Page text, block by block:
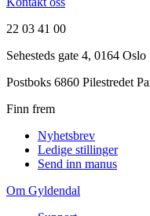
22 03 41 00
Sehesteds gate 4, 0164 Oslo
Postboks 6860 Pilestredet
Finn frem
Nyhetsbrev
Ledige stillinger
Send inn manus
Om Gyldendal